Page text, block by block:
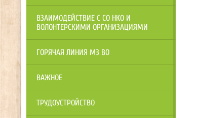
ВЗАИМОДЕЙСТВИЕ С СО НКО И
ВОЛОНТЕРСКИМИ ОРГАНИЗАЦИЯМИ
ГОРЯЧАЯ ЛИНИЯ МЗ ВО
ВАЖНОЕ
ТРУДОУСТРОЙСТВО